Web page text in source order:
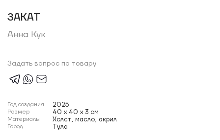
ЗАКАТ
Анна Кук
Задать вопрос по товару
Год создания 2025
Размер 40 x 40 x 3 см
Материалы Холст, масло, акрил
Город Тула